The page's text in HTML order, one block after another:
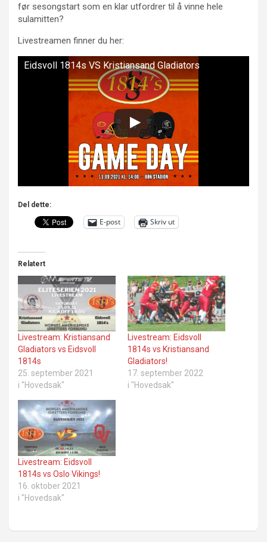
før sesongstart som en klar utfordrer til å vinne hele
sulamitten?
Livestreamen finner du her:
Eidsvoll 1814s VS Kristiansand Gladiators
Del dette:
E-post Skriv ut
Relatert
Livestream: Kristiansand
Gladiators vs Eidsvoll
1814s
25. september 2021
i "Hovedsak"
Livestream: Eidsvoll
1814s vs Kristiansand
Gladiators!
17. september 2022
i "Hovedsak"
Livestream: Eidsvoll
1814s vs Oslo Vikings!
16. oktober 2021
i "Hovedsak"